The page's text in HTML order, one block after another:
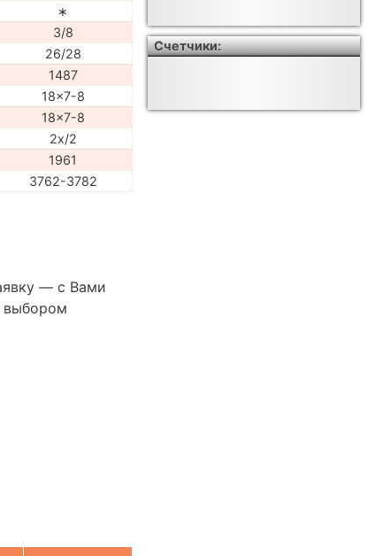
∗
3/8
26/28
1487
18x7-8
18x7-8
2x/2
1961
3762-3782
— с Вами
Счетчики: